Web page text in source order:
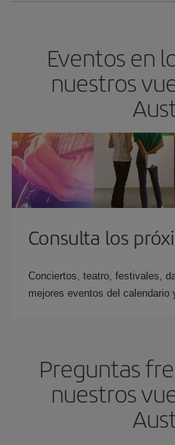
Eventos en
nuestros
Consulta los
Conciertos, teatro, festivales,
mejores eventos del
Preguntas
nuestros